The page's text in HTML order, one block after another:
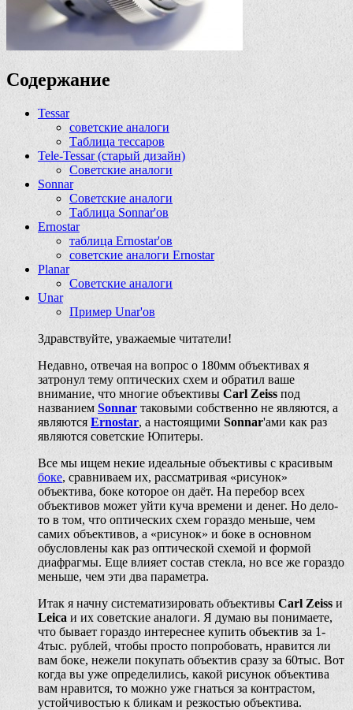
Содержание
Tessar
советские аналоги
Таблица тессаров
Tele-Tessar (старый дизайн)
Советские аналоги
Sonnar
Советские аналоги
Таблица Sonnar'ов
Ernostar
таблица Ernostar'ов
советские аналоги Ernostar
Planar
Советские аналоги
Unar
Пример Unar'ов
Здравствуйте, уважаемые читатели!
Недавно, отвечая на вопрос о 180мм объективах я
затронул тему оптических схем и обратил ваше
внимание, что многие объективы Carl Zeiss под
названием Sonnar таковыми собственно не являются, а
являются Ernostar, а настоящими Sonnar'ами как раз
являются советские Юпитеры.
Все мы ищем некие идеальные объективы с красивым
боке, сравниваем их, рассматривая «рисунок»
объектива, боке которое он даёт. На перебор всех
объективов может уйти куча времени и денег. Но дело-
то в том, что оптических схем гораздо меньше, чем
самих объективов, а «рисунок» и боке в основном
обусловлены как раз оптической схемой и формой
диафрагмы. Еще влияет состав стекла, но все же гораздо
меньше, чем эти два параметра.
Итак я начну систематизировать объективы Carl Zeiss и
Leica и их советские аналоги. Я думаю вы понимаете,
что бывает гораздо интереснее купить объектив за 1-
4тыс. рублей, чтобы просто попробовать, нравится ли
вам боке, нежели покупать объектив сразу за 60тыс. Вот
когда вы уже определились, какой рисунок объектива
вам нравится, то можно уже гнаться за контрастом,
устойчивостью к бликам и резкостью объектива.